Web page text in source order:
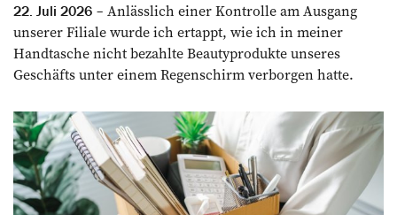
22. Juli 2026
Anlässlich einer Kontrolle am Ausgang
unserer Filiale wurde ich ertappt, wie ich in meiner
Handtasche nicht bezahlte Beautyprodukte unseres
Geschäfts unter einem Regenschirm verborgen hatte.